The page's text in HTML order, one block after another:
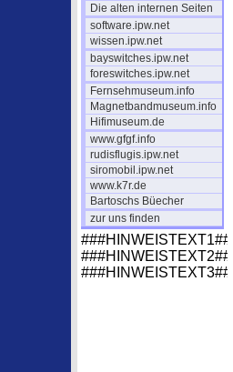
Die alten internen Seiten
software.ipw.net
wissen.ipw.net
bayswitches.ipw.net
foreswitches.ipw.net
Fernsehmuseum.info
Magnetbandmuseum.info
Hifimuseum.de
www.gfgf.info
rudisflugis.ipw.net
siromobil.ipw.net
www.k7r.de
Bartoschs Büecher
zur uns finden
###HINWEISTEXT1###
###HINWEISTEXT2###
###HINWEISTEXT3###